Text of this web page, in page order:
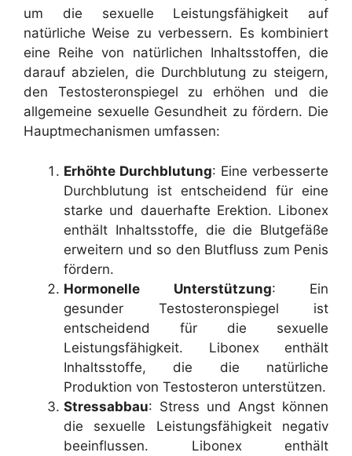
um die sexuelle Leistungsfähigkeit auf
natürliche Weise zu verbessern. Es kombiniert
eine Reihe von natürlichen Inhaltsstoffen, die
darauf abzielen, die Durchblutung zu steigern,
den Testosteronspiegel zu erhöhen und die
allgemeine sexuelle Gesundheit zu fördern. Die
Hauptmechanismen umfassen:
Erhöhte Durchblutung: Eine verbesserte
Durchblutung ist entscheidend für eine
starke und dauerhafte Erektion. Libonex
enthält Inhaltsstoffe, die die Blutgefäße
erweitern und so den Blutfluss zum Penis
fördern.
Hormonelle Unterstützung: Ein
gesunder Testosteronspiegel ist
entscheidend für die sexuelle
Leistungsfähigkeit. Libonex enthält
Inhaltsstoffe, die die natürliche
Produktion von Testosteron unterstützen.
Stressabbau: Stress und Angst können
die sexuelle Leistungsfähigkeit negativ
beeinflussen. Libonex enthält